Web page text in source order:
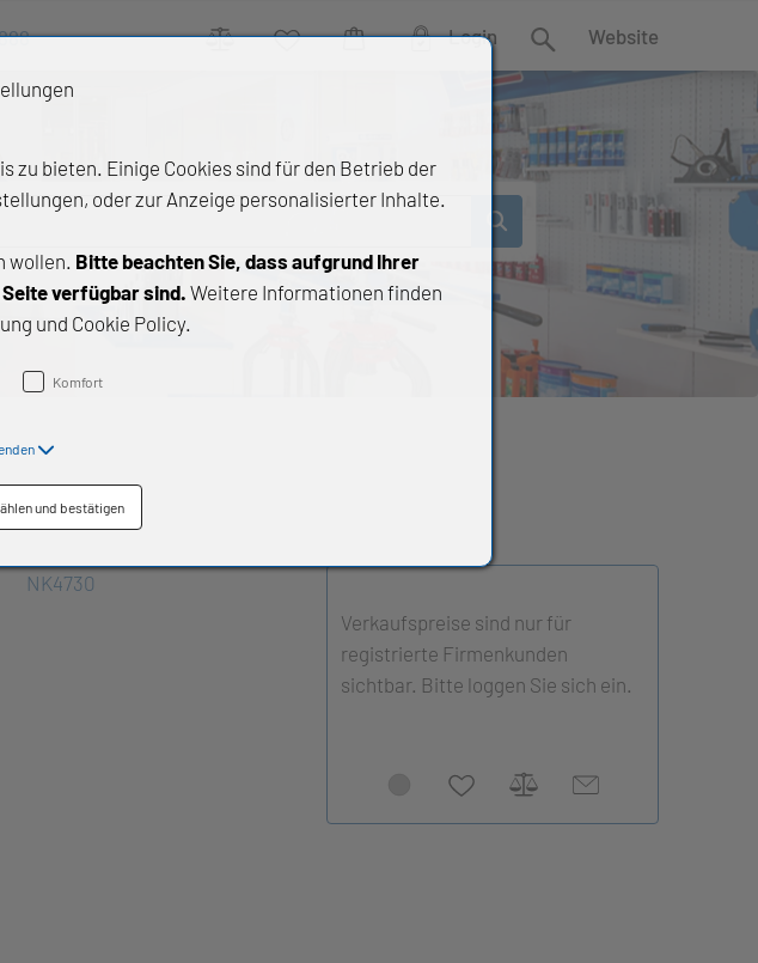
VergleichWunschlisteWarenkorb Login Suche Website
NK4730
Verkaufspreise sind nur für
registrierte Firmenkunden
sichtbar. Bitte loggen Sie sich ein.
zu bieten. Einige Cookies sind für den Betrieb der
oder zur Anzeige personalisierter Inhalte.
wollen. Bitte beachten Sie, dass aufgrund Ihrer
verfügbar sind. Weitere Informationen finden
und Cookie Policy.
Komfort
und bestätigen